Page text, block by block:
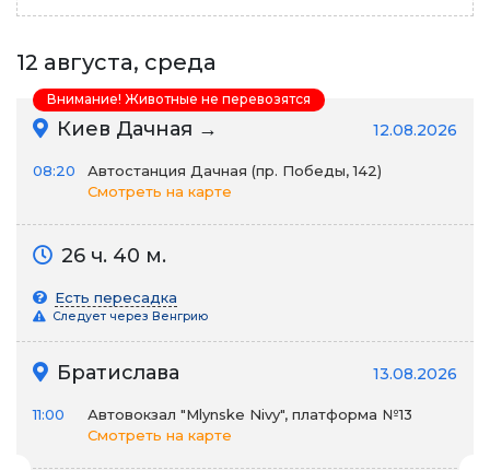
12 августа, среда
Киев Дачная → 12.08.2026
08:20
Автостанция Дачная (пр. Победы, 142)
Смотреть на карте
26 ч. 40 м.
Есть пересадка
Следует через Венгрию
Братислава 13.08.2026
11:00
Автовокзал "Mlynske Nivy", платформа №13
Смотреть на карте
Внимание! Животные не перевозятся